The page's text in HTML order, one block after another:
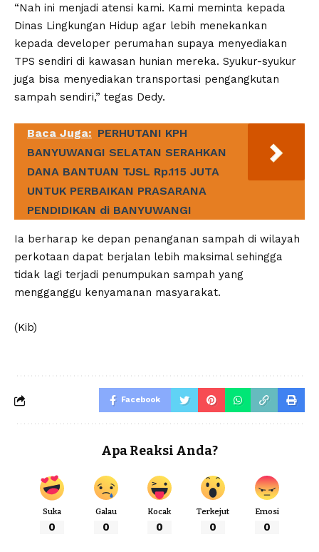
“Nah ini menjadi atensi kami. Kami meminta kepada
Dinas Lingkungan Hidup agar lebih menekankan
kepada developer perumahan supaya menyediakan
TPS sendiri di kawasan hunian mereka. Syukur-syukur
juga bisa menyediakan transportasi pengangkutan
sampah sendiri,” tegas Dedy.
Baca Juga: PERHUTANI KPH
BANYUWANGI SELATAN SERAHKAN
DANA BANTUAN TJSL Rp.115 JUTA
UNTUK PERBAIKAN PRASARANA
PENDIDIKAN di BANYUWANGI
Ia berharap ke depan penanganan sampah di wilayah
perkotaan dapat berjalan lebih maksimal sehingga
tidak lagi terjadi penumpukan sampah yang
mengganggu kenyamanan masyarakat.
(Kib)
Facebook
Apa Reaksi Anda?
Suka
0
Galau
0
Kocak
0
Terkejut
0
Emosi
0